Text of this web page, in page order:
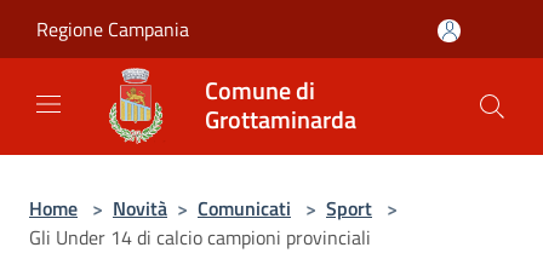
Regione Campania
Comune di
Grottaminarda
Home > Novità > Comunicati > Sport >
Gli Under 14 di calcio campioni provinciali